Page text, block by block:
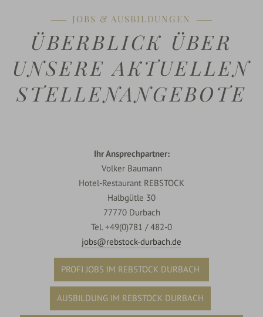
JOBS & AUSBILDUNGEN
ÜBERBLICK ÜBER
UNSERE AKTUELLEN
STELLENANGEBOTE
Ihr Ansprechpartner:
Volker Baumann
Hotel-Restaurant REBSTOCK
Halbgütle 30
77770 Durbach
Tel. +49(0)781 / 482-0
jobs@rebstock-durbach.de
PROFI JOBS IM REBSTOCK DURBACH
AUSBILDUNG IM REBSTOCK DURBACH